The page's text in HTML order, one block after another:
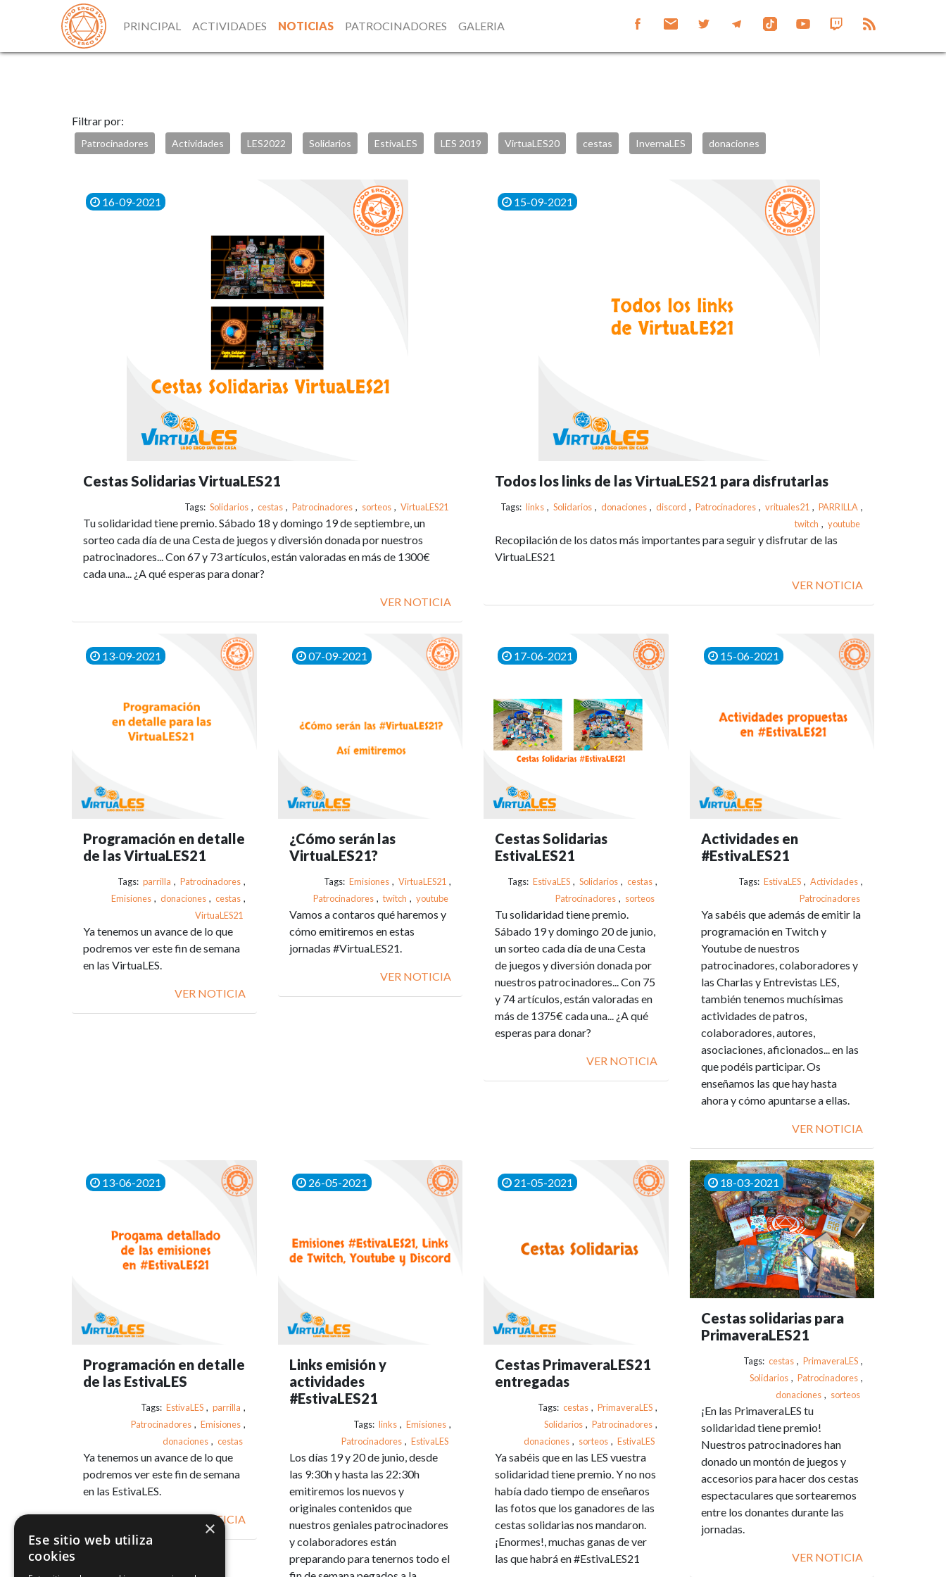
PRINCIPAL ACTIVIDADES NOTICIAS PATROCINADORES GALERIA
Filtrar por:
Patrocinadores Actividades LES2022 Solidarios EstivaLES LES 2019 VirtuaLES20 cestas InvernaLES donaciones
16-09-2021
Cestas Solidarias VirtuaLES21
Tags: Solidarios , cestas , Patrocinadores , sorteos , VirtuaLES21
Tu solidaridad tiene premio. Sábado 18 y domingo 19 de septiembre, un
sorteo cada día de una Cesta de juegos y diversión donada por nuestros
patrocinadores... Con 67 y 73 artículos, están valoradas en más de 1300€
cada una... ¿A qué esperas para donar?
VER NOTICIA
15-09-2021
Todos los links de las VirtuaLES21 para disfrutarlas
Tags: links , Solidarios , donaciones , discord , Patrocinadores , vrituales21 , PARRILLA ,
twitch , youtube
Recopilación de los datos más importantes para seguir y disfrutar de las
VirtuaLES21
VER NOTICIA
13-09-2021
Programación en detalle
de las VirtuaLES21
Tags: parrilla , Patrocinadores ,
Emisiones , donaciones , cestas ,
VirtuaLES21
Ya tenemos un avance de lo que
podremos ver este fin de semana
en las VirtuaLES.
VER NOTICIA
07-09-2021
¿Cómo serán las
VirtuaLES21?
Tags: Emisiones , VirtuaLES21 ,
Patrocinadores , twitch , youtube
Vamos a contaros qué haremos y
cómo emitiremos en estas
jornadas #VirtuaLES21.
VER NOTICIA
17-06-2021
Cestas Solidarias
EstivaLES21
Tags: EstivaLES , Solidarios , cestas ,
Patrocinadores , sorteos
Tu solidaridad tiene premio.
Sábado 19 y domingo 20 de junio,
un sorteo cada día de una Cesta
de juegos y diversión donada por
nuestros patrocinadores... Con 75
y 74 artículos, están valoradas en
más de 1375€ cada una... ¿A qué
esperas para donar?
VER NOTICIA
15-06-2021
Actividades en
#EstivaLES21
Tags: EstivaLES , Actividades ,
Patrocinadores
Ya sabéis que además de emitir la
programación en Twitch y
Youtube de nuestros
patrocinadores, colaboradores y
las Charlas y Entrevistas LES,
también tenemos muchísimas
actividades de patros,
colaboradores, autores,
asociaciones, aficionados... en las
que podéis participar. Os
enseñamos las que hay hasta
ahora y cómo apuntarse a ellas.
VER NOTICIA
13-06-2021
Programación en detalle
de las EstivaLES
Tags: EstivaLES , parrilla ,
Patrocinadores , Emisiones ,
donaciones , cestas
Ya tenemos un avance de lo que
podremos ver este fin de semana
en las EstivaLES.
VER NOTICIA
26-05-2021
Links emisión y
actividades
#EstivaLES21
Tags: links , Emisiones ,
Patrocinadores , EstivaLES
Los días 19 y 20 de junio, desde
las 9:30h y hasta las 22:30h
emitiremos los nuevos y
originales contenidos que
nuestros geniales patrocinadores
y colaboradores están
preparando para tenernos todo el
21-05-2021
Cestas PrimaveraLES21
entregadas
Tags: cestas , PrimaveraLES ,
Solidarios , Patrocinadores ,
donaciones , sorteos , EstivaLES
Ya sabéis que en las LES vuestra
solidaridad tiene premio. Y no nos
había dado tiempo de enseñaros
las fotos que los ganadores de las
cestas solidarias nos mandaron.
¡Enormes!, muchas ganas de ver
las que habrá en #EstivaLES21
18-03-2021
Cestas solidarias para
PrimaveraLES21
Tags: cestas , PrimaveraLES ,
Solidarios , Patrocinadores ,
donaciones , sorteos
¡En las PrimaveraLES tu
solidaridad tiene premio!
Nuestros patrocinadores han
donado un montón de juegos y
accesorios para hacer dos cestas
espectaculares que sortearemos
entre los donantes durante las
jornadas.
VER NOTICIA
×
Ese sitio web utiliza
cookies